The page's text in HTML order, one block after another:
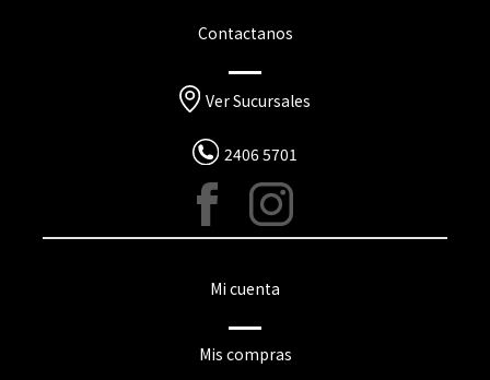
Contactanos
Ver Sucursales
2406 5701
Mi cuenta
Mis compras